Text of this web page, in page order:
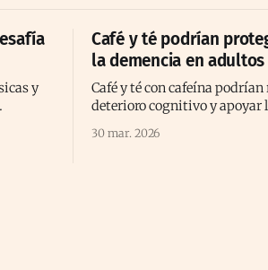
y
Café y té podrían
la demencia en
Café y té con cafeína
deterioro cognitivo y apoyar
estudio prolongado reciente
30 mar. 2026